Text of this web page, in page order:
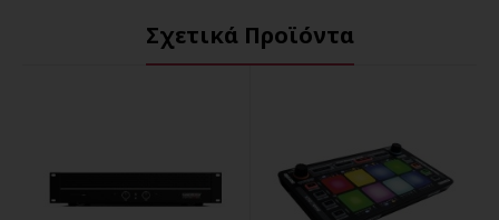
Σχετικά Προϊόντα